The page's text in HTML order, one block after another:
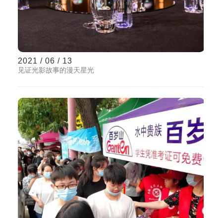
2021 / 06 / 13
见证光影故事的漫天星光